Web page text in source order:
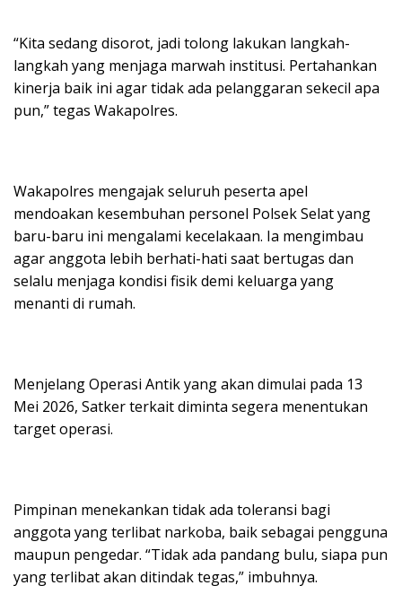
“Kita sedang disorot, jadi tolong lakukan langkah-
langkah yang menjaga marwah institusi. Pertahankan
kinerja baik ini agar tidak ada pelanggaran sekecil apa
pun,” tegas Wakapolres.
Wakapolres mengajak seluruh peserta apel
mendoakan kesembuhan personel Polsek Selat yang
baru-baru ini mengalami kecelakaan. Ia mengimbau
agar anggota lebih berhati-hati saat bertugas dan
selalu menjaga kondisi fisik demi keluarga yang
menanti di rumah.
Menjelang Operasi Antik yang akan dimulai pada 13
Mei 2026, Satker terkait diminta segera menentukan
target operasi.
Pimpinan menekankan tidak ada toleransi bagi
anggota yang terlibat narkoba, baik sebagai pengguna
maupun pengedar. “Tidak ada pandang bulu, siapa pun
yang terlibat akan ditindak tegas,” imbuhnya.